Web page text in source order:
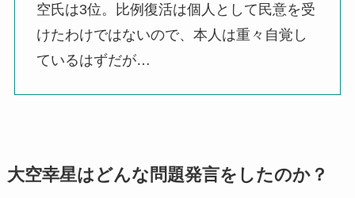
空氏は3位。比例復活は個人として民意を受
けたわけではないので、本人は重々自覚し
ているはずだが…
大空幸星はどんな問題発言をしたのか？